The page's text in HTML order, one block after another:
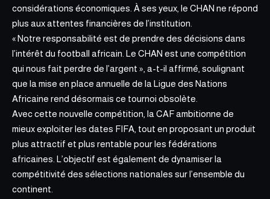
considérations économiques. À ses yeux, le CHAN ne répond
plus aux attentes financières de l’institution.
« Notre responsabilité est de prendre des décisions dans
l’intérêt du football africain. Le CHAN est une compétition
qui nous fait perdre de l’argent », a-t-il affirmé, soulignant
que la mise en place annuelle de la Ligue des Nations
Africaine rend désormais ce tournoi obsolète.
Avec cette nouvelle compétition, la CAF ambitionne de
mieux exploiter les dates FIFA, tout en proposant un produit
plus attractif et plus rentable pour les fédérations
africaines. L’objectif est également de dynamiser la
compétitivité des sélections nationales sur l’ensemble du
continent.